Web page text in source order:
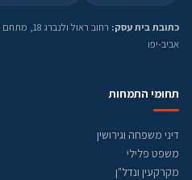
כתובת בית עסק:
אביב-יפו
תחומי התמחות
דיני משפחה וגירושין
משפט פלילי
מקרקעין ונדל"ן